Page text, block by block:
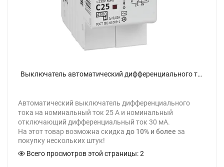
Выключатель автоматический дифференциального тока 2п C 25А 30мА тип AC 4.5кА OptiDin D63-22C25-AC-У3 с защитой от сверхтоков КЭАЗ 328100 - фото
Автоматический выключатель дифференциального
тока на номинальный ток 25 А и номинальный
отключающий дифференциальный ток 30 мА.
На этот товар возможна скидка до 10% и более за
покупку нескольких штук!
Всего просмотров этой страницы:2